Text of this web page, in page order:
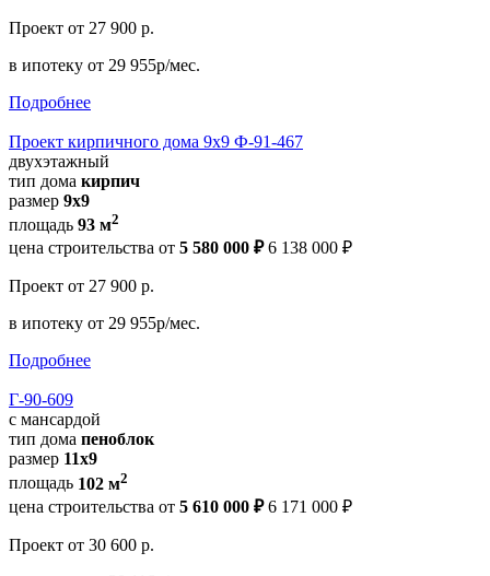
Проект от 27 900 р.
в ипотеку от 29 955р/мес.
Подробнее
Проект кирпичного дома 9х9 Ф-91-467
двухэтажный
тип дома кирпич
размер 9х9
площадь 93 м2
цена строительства от 5 580 000 ₽ 6 138 000 ₽
Проект от 27 900 р.
в ипотеку от 29 955р/мес.
Подробнее
Г-90-609
с мансардой
тип дома пеноблок
размер 11х9
площадь 102 м2
цена строительства от 5 610 000 ₽ 6 171 000 ₽
Проект от 30 600 р.